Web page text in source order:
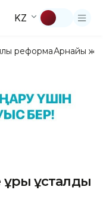
KZ
реформаАрнайы
ұры ұсталды